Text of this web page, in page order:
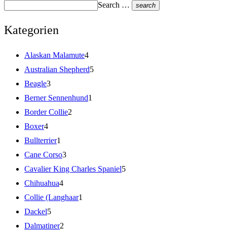
Search …
search
Kategorien
Alaskan Malamute4
Australian Shepherd5
Beagle3
Berner Sennenhund1
Border Collie2
Boxer4
Bullterrier1
Cane Corso3
Cavalier King Charles Spaniel5
Chihuahua4
Collie (Langhaar1
Dackel5
Dalmatiner2